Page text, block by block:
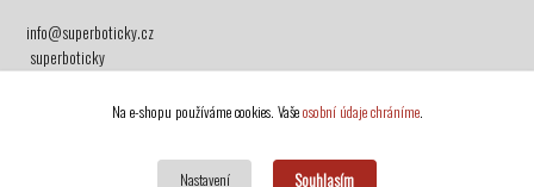
info@superboticky.cz
superboticky
Na e-shopu používáme cookies. Vašeosobní údaje chráníme.
Nastavení Souhlasím